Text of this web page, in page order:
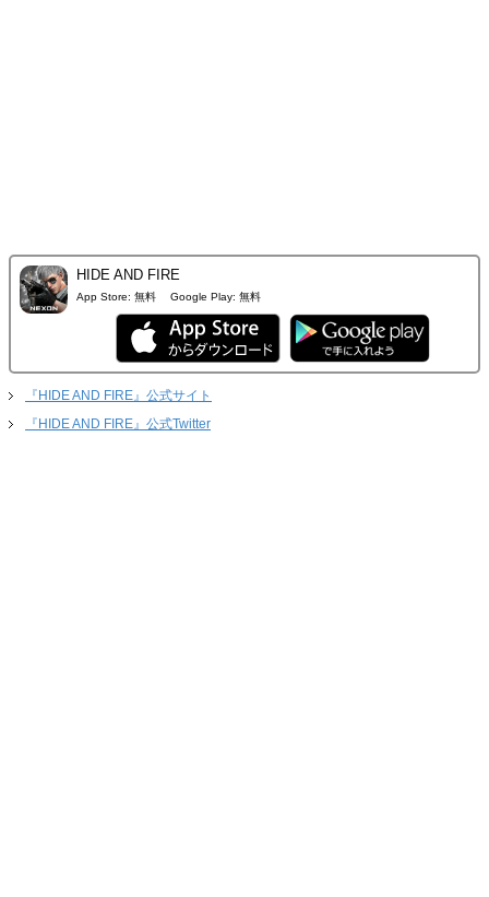
HIDE AND FIRE
App Store: 無料 Google Play: 無料
『HIDE AND FIRE』公式サイト
『HIDE AND FIRE』公式Twitter